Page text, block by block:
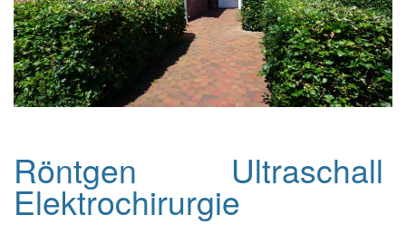
Großtierpraxis
Kontakt & Anfahrt
Röntgen Ultraschall
Elektrochirurgie